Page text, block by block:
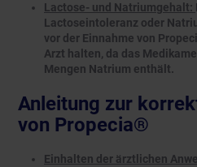
Lactose- und Natriumgehalt:
Lactoseintoleranz oder
vor der Einnahme von
Arzt halten, da das
Mengen Natrium enthält.
Anleitung zur
von Propecia®
Einhalten der ärztlichen